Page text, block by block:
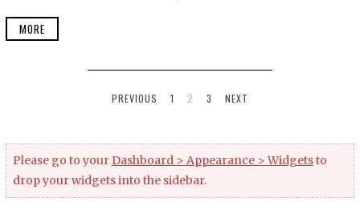
MORE
PREVIOUS 1 2 3 NEXT
Please go to yourDashboard > Appearance > Widgetsto
drop your widgets into the sidebar.